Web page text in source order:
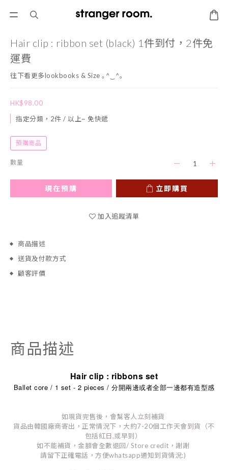
Hair clip : ribbon set (black) 1件到付，2件免
運費
往下看更多lookbooks & Size ｡^‿^｡
HK$98.00
指定分類，2件 / 以上~ 免快遞
預購商品
數量
現在預購 立即購買
加入追蹤清單
商品描述
送貨及付款方式
顧客評價
商品描述
Hair clip : ribbons set
Ballet core / 1 set - 2 pieces / 分開兩邊或者全部一邊都有造型感
如現貨完售後，會幫客人立刻補貨
貨品由韓國廠商寄出，正常情況下，大約7-20個工作天會到貨（不
包括紅日,或早到）
如不能補貨，金額會全數退回/ Store credit，謝謝
請留下正確電話，方便whatsapp通知到貨情況:)